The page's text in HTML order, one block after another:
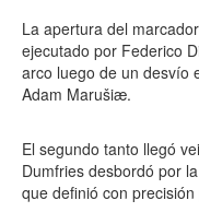
La apertura del
ejecutado por Federico
arco luego de un desvío
Adam Marušiæ.
El segundo tanto llegó
Dumfries desbordó por
que definió con